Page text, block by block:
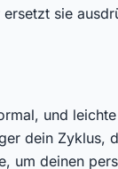
sie
und
dein Zyklus,
um deinen